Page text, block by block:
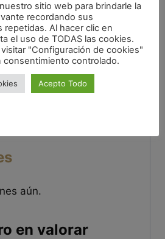
adicional
España
gluten (trigo, centeno,
aún.
en valorar
sitio web para brindarle la
recordando sus
repetidas. Al hacer clic en
el uso de TODAS las cookies.
"Configuración de cookies"
consentimiento controlado.
Acepto Todo